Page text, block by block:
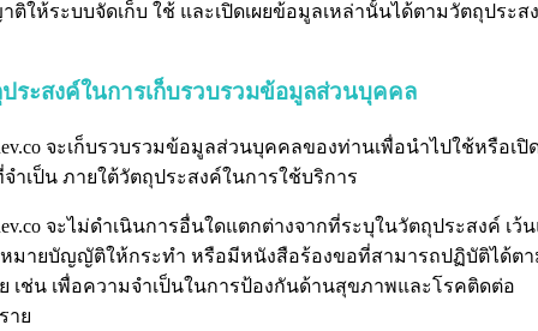
ติให้ระบบจัดเก็บ ใช้ และเปิดเผยข้อมูลเหล่านั้นได้ตามวัตถุประส
ระสงค์ในการเก็บรวบรวมข้อมูลส่วนบุคคล
จะเก็บรวบรวมข้อมูลส่วนบุคคลของท่านเพื่อนำไปใช้หรือเปิ
จำเป็น ภายใต้วัตถุประสงค์ในการใช้บริการ
จะไม่ดำเนินการอื่นใดแตกต่างจากที่ระบุในวัตถุประสงค์ เว้
มายบัญญัติให้กระทำ หรือมีหนังสือร้องขอที่สามารถปฏิบัติได้ต
เช่น เพื่อความจำเป็นในการป้องกันด้านสุขภาพและโรคติดต่อ
าย